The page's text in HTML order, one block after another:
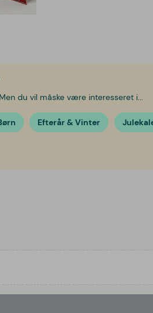
du vil måske være interesseret i...
Efterår & Vinter